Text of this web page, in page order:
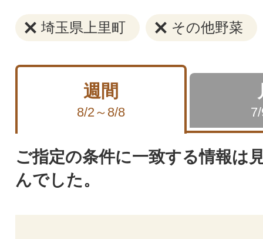
埼玉県上里町 その他野菜
週間
8/2～8/8
ご指定の条件に一致する情報は
んでした。